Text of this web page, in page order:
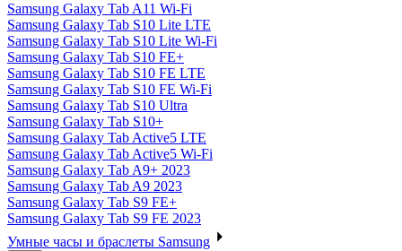
Samsung Galaxy Tab A11 Wi-Fi
Samsung Galaxy Tab S10 Lite LTE
Samsung Galaxy Tab S10 Lite Wi-Fi
Samsung Galaxy Tab S10 FE+
Samsung Galaxy Tab S10 FE LTE
Samsung Galaxy Tab S10 FE Wi-Fi
Samsung Galaxy Tab S10 Ultra
Samsung Galaxy Tab S10+
Samsung Galaxy Tab Active5 LTE
Samsung Galaxy Tab Active5 Wi-Fi
Samsung Galaxy Tab A9+ 2023
Samsung Galaxy Tab A9 2023
Samsung Galaxy Tab S9 FE+
Samsung Galaxy Tab S9 FE 2023
Умные часы и браслеты Samsung